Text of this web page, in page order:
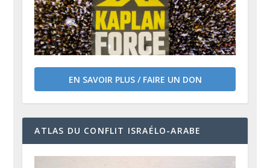
EN SAVOIR PLUS / FAIRE UN DON
ATLAS DU CONFLIT ISRAÉLO-ARABE